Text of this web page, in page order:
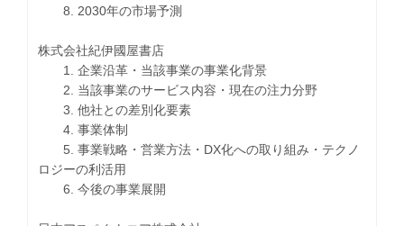
8. 2030年の市場予測
株式会社紀伊國屋書店
1. 企業沿革・当該事業の事業化背景
2. 当該事業のサービス内容・現在の注力分野
3. 他社との差別化要素
4. 事業体制
5. 事業戦略・営業方法・DX化への取り組み・テクノ
ロジーの利活用
6. 今後の事業展開